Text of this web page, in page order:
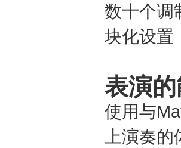
数十个调
块化设置
表演的
使用与
上演奏